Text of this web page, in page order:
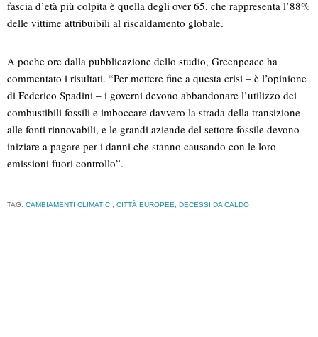
fascia d’età più colpita è quella degli over 65, che rappresenta l’88%
delle vittime attribuibili al riscaldamento globale.
A poche ore dalla pubblicazione dello studio, Greenpeace ha
commentato i risultati. “Per mettere fine a questa crisi – è l’opinione
di Federico Spadini – i governi devono abbandonare l’utilizzo dei
combustibili fossili e imboccare davvero la strada della transizione
alle fonti rinnovabili, e le grandi aziende del settore fossile devono
iniziare a pagare per i danni che stanno causando con le loro
emissioni fuori controllo”.
TAG: CAMBIAMENTI CLIMATICI, CITTÀ EUROPEE, DECESSI DA CALDO